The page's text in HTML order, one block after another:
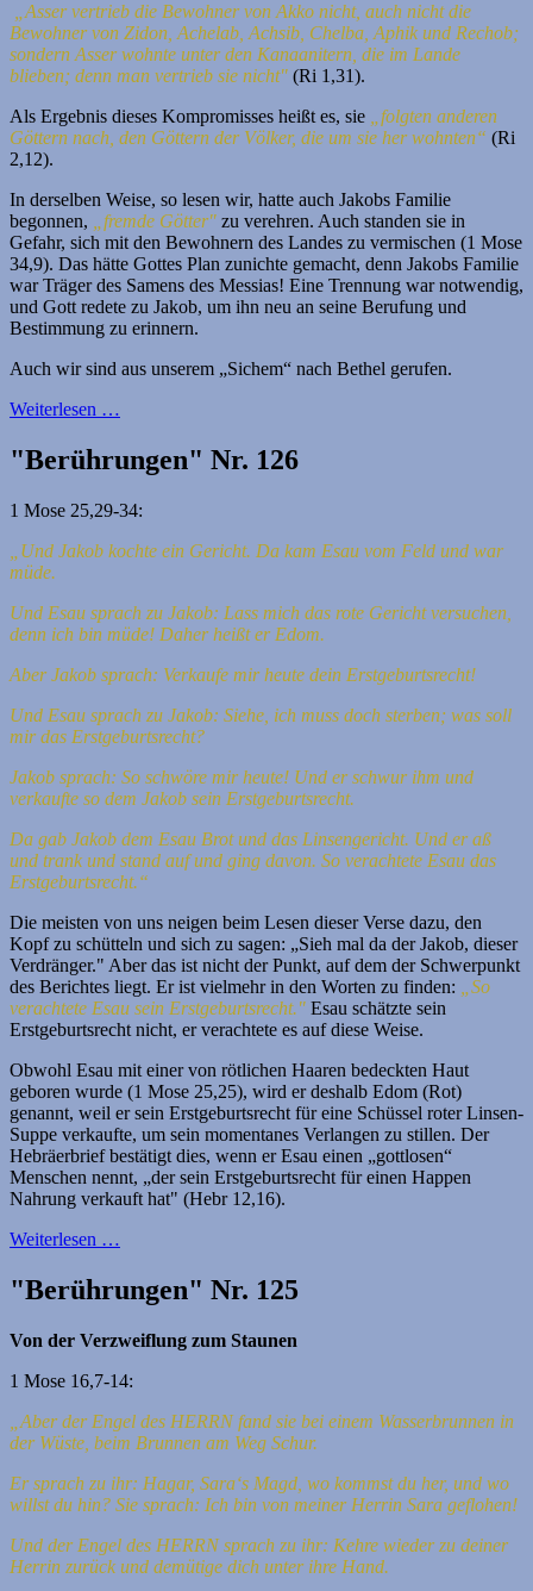
„Asser vertrieb die Bewohner von Akko nicht, auch nicht die
Bewohner von Zidon, Achelab, Achsib, Chelba, Aphik und Rechob;
sondern Asser wohnte unter den Kanaanitern, die im Lande
blieben; denn man vertrieb sie nicht" (Ri 1,31).
Als Ergebnis dieses Kompromisses heißt es, sie
„folgten anderen
Göttern nach, den Göttern der Völker, die um sie her wohnten“ (Ri
2,12).
In derselben Weise, so lesen wir, hatte auch Jakobs Familie
begonnen,
„fremde Götter" zu verehren. Auch standen sie in
Gefahr, sich mit den Bewohnern des Landes zu vermischen (1 Mose
34,9). Das hätte Gottes Plan zunichte gemacht, denn Jakobs Familie
war Träger des Samens des Messias! Eine Trennung war notwendig,
und Gott redete zu Jakob, um ihn neu an seine Berufung und
Bestimmung zu erinnern.
Auch wir sind aus unserem „Sichem“ nach Bethel gerufen.
Weiterlesen …
"Berührungen" Nr. 126
1 Mose 25,29-34:
„Und Jakob kochte ein Gericht. Da kam Esau vom Feld und war
müde.
Und Esau sprach zu Jakob: Lass mich das rote Gericht versuchen,
denn ich bin müde! Daher heißt er Edom.
Aber Jakob sprach: Verkaufe mir heute dein Erstgeburtsrecht!
Und Esau sprach zu Jakob: Siehe, ich muss doch sterben; was soll
mir das Erstgeburtsrecht?
Jakob sprach: So schwöre mir heute! Und er schwur ihm und
verkaufte so dem Jakob sein Erstgeburtsrecht.
Da gab Jakob dem Esau Brot und das Linsengericht. Und er aß
und trank und stand auf und ging davon. So verachtete Esau das
Erstgeburtsrecht.“
Die meisten von uns neigen beim Lesen dieser Verse dazu, den
Kopf zu schütteln und sich zu sagen: „Sieh mal da der Jakob, dieser
Verdränger." Aber das ist nicht der Punkt, auf dem der Schwerpunkt
des Berichtes liegt. Er ist vielmehr in den Worten zu finden:
„So
verachtete Esau sein Erstgeburtsrecht." Esau schätzte sein
Erstgeburtsrecht nicht, er verachtete es auf diese Weise.
Obwohl Esau mit einer von rötlichen Haaren bedeckten Haut
geboren wurde (1 Mose 25,25), wird er deshalb Edom (Rot)
genannt, weil er sein Erstgeburtsrecht für eine Schüssel roter Linsen-
Suppe verkaufte, um sein momentanes Verlangen zu stillen. Der
Hebräerbrief bestätigt dies, wenn er Esau einen „gottlosen“
Menschen nennt, „der sein Erstgeburtsrecht für einen Happen
Nahrung verkauft hat" (Hebr 12,16).
Weiterlesen …
"Berührungen" Nr. 125
Von der Verzweiflung zum Staunen
1 Mose 16,7-14:
„Aber der Engel des HERRN fand sie bei einem Wasserbrunnen in
der Wüste, beim Brunnen am Weg Schur.
Er sprach zu ihr: Hagar, Sara‘s Magd, wo kommst du her, und wo
willst du hin? Sie sprach: Ich bin von meiner Herrin Sara geflohen!
Und der Engel des HERRN sprach zu ihr: Kehre wieder zu deiner
Herrin zurück und demütige dich unter ihre Hand.